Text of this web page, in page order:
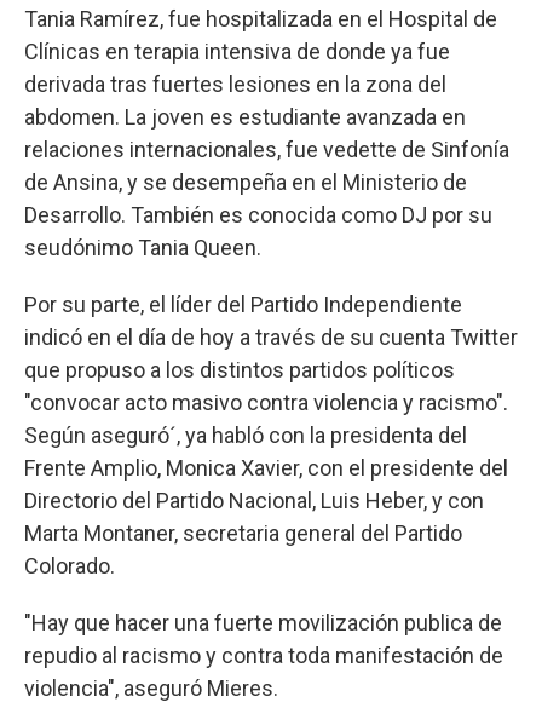
Tania Ramírez, fue hospitalizada en el Hospital de
Clínicas en terapia intensiva de donde ya fue
derivada tras fuertes lesiones en la zona del
abdomen. La joven es estudiante avanzada en
relaciones internacionales, fue vedette de Sinfonía
de Ansina, y se desempeña en el Ministerio de
Desarrollo. También es conocida como DJ por su
seudónimo Tania Queen.
Por su parte, el líder del Partido Independiente
indicó en el día de hoy a través de su cuenta Twitter
que propuso a los distintos partidos políticos
"convocar acto masivo contra violencia y racismo".
Según aseguró´, ya habló con la presidenta del
Frente Amplio, Monica Xavier, con el presidente del
Directorio del Partido Nacional, Luis Heber, y con
Marta Montaner, secretaria general del Partido
Colorado.
"Hay que hacer una fuerte movilización publica de
repudio al racismo y contra toda manifestación de
violencia", aseguró Mieres.